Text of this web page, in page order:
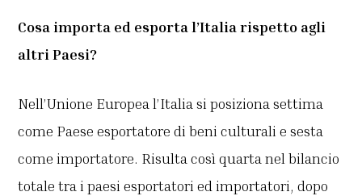
Cosa importa ed esporta l’Italia rispetto agli
altri Paesi?
Nell’Unione Europea l’Italia si posiziona settima
come Paese esportatore di beni culturali e sesta
come importatore. Risulta così quarta nel bilancio
totale tra i paesi esportatori ed importatori, dopo